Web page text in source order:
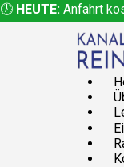
🕖 HEUTE: Anfahrt